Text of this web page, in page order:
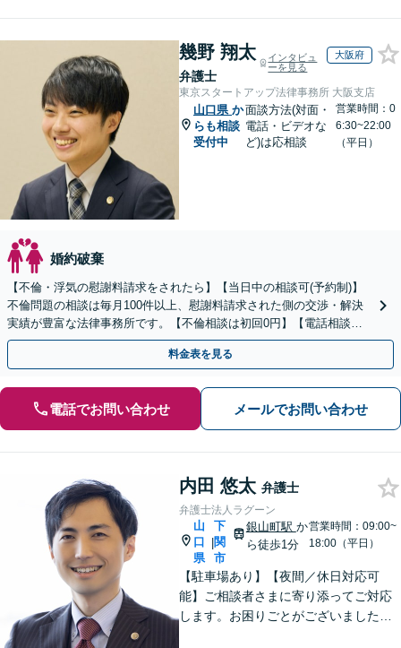
幾野 翔太
弁護士
インタビュ
ーを見る
大阪府
東京スタートアップ法律事務所 大阪支店
山口県 か
らも相談
受付中
面談方法(対面・
電話・ビデオな
ど)は応相談
営業時間：0
6:30~22:00
（平日）
婚約破棄
【不倫・浮気の慰謝料請求をされたら】【当日中の相談可(予約制)】
不倫問題の相談は毎月100件以上、慰謝料請求された側の交渉・解決
実績が豊富な法律事務所です。【不倫相談は初回0円】【電話相談で
ご契約まで対応可/来所不要】
料金表を見る
電話でお問い合わせ メールでお問い合わせ
内田 悠太 弁護士
弁護士法人ラグーン
山
口
県
|
下
関
市
銀山町駅 か
ら徒歩1分
営業時間：09:00~
18:00（平日）
【駐車場あり】【夜間／休日対応可
能】ご相談者さまに寄り添ってご対応
します。お困りごとがございましたら